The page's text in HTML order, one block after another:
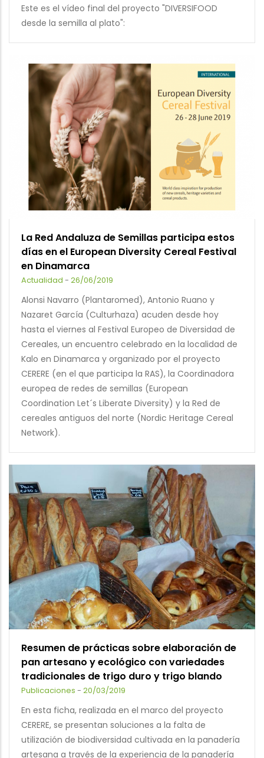
Este es el vídeo final del proyecto "DIVERSIFOOD
desde la semilla al plato":
La Red Andaluza de Semillas participa estos
días en el European Diversity Cereal Festival
en Dinamarca
Actualidad - 26/06/2019
Alonsi Navarro (Plantaromed), Antonio Ruano y
Nazaret García (Culturhaza) acuden desde hoy
hasta el viernes al Festival Europeo de Diversidad de
Cereales, un encuentro celebrado en la localidad de
Kalo en Dinamarca y organizado por el proyecto
CERERE (en el que participa la RAS), la Coordinadora
europea de redes de semillas (European
Coordination Let´s Liberate Diversity) y la Red de
cereales antiguos del norte (Nordic Heritage Cereal
Network).
Resumen de prácticas sobre elaboración de
pan artesano y ecológico con variedades
tradicionales de trigo duro y trigo blando
Publicaciones - 20/03/2019
En esta ficha, realizada en el marco del proyecto
CERERE, se presentan soluciones a la falta de
utilización de biodiversidad cultivada en la panadería
artesana a través de la experiencia de la panadería